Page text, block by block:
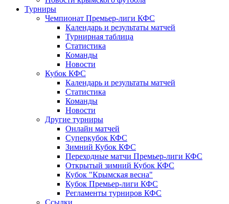
Турниры
Чемпионат Премьер-лиги КФС
Календарь и результаты матчей
Турнирная таблица
Статистика
Команды
Новости
Кубок КФС
Календарь и результаты матчей
Статистика
Команды
Новости
Другие турниры
Онлайн матчей
Суперкубок КФС
Зимний Кубок КФС
Переходные матчи Премьер-лиги КФС
Открытый зимний Кубок КФС
Кубок "Крымская весна"
Кубок Премьер-лиги КФС
Регламенты турниров КФС
Ссылки